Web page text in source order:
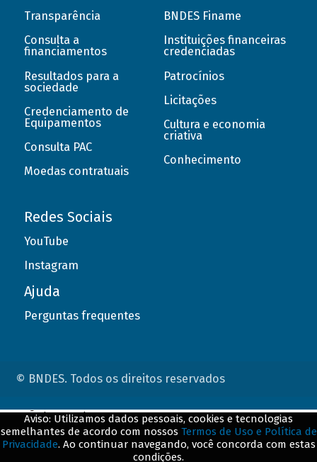
Transparência
Consulta a
financiamentos
Resultados para a
sociedade
Credenciamento de
Equipamentos
Consulta PAC
Moedas contratuais
BNDES Finame
Instituições financeiras
credenciadas
Patrocínios
Licitações
Cultura e economia
criativa
Conhecimento
Redes Sociais
YouTube
Instagram
Ajuda
Perguntas frequentes
© BNDES. Todos os direitos reservados
Aviso: Utilizamos dados pessoais, cookies e tecnologias
semelhantes de acordo com nossos Termos de Uso e Política de
Privacidade. Ao continuar navegando, você concorda com estas
condições.
ConteÃºdo complementar
${title}${badge}